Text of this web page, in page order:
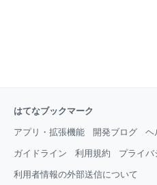
はてなブックマーク
アプリ・拡張機能 開発ブログ ヘ
ガイドライン 利用規約 プライバ
利用者情報の外部送信について